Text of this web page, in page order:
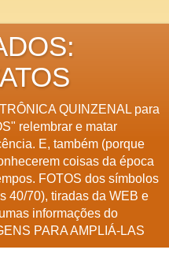
QUINZENAL para
relembrar e matar
E, também (porque
coisas da época
FOTOS dos símbolos
40/70), tiradas da WEB e
informações do
PARA AMPLIÁ-LAS